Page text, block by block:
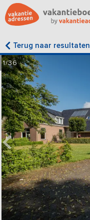
Terug naar resultaten
1/36